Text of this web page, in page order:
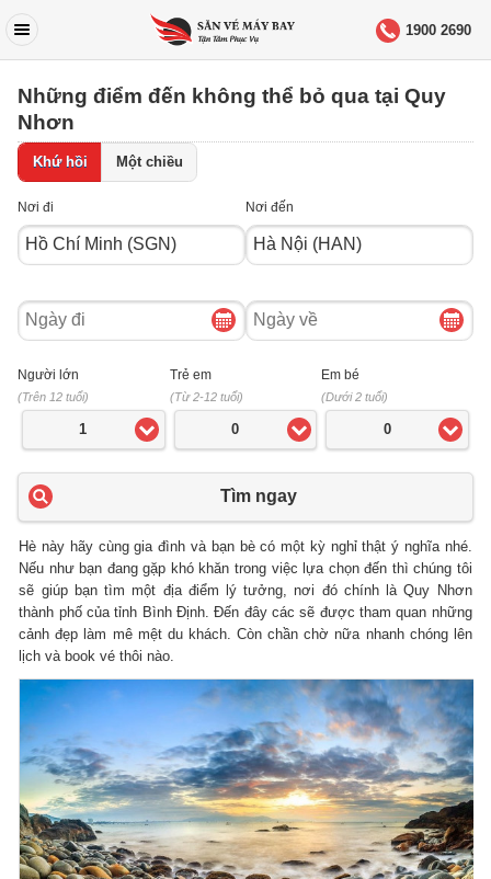
1900 2690
Những điểm đến không thể bỏ qua tại Quy
Nhơn
Khứ hồi Một chiều
Nơi đi Nơi đến
Ngày
đi
Ngày
về
Người lớn
(Trên 12 tuổi)
1
Trẻ em
(Từ 2-12 tuổi)
0
Em bé
(Dưới 2 tuổi)
0
Tìm ngay
Hè này hãy cùng gia đình và bạn bè có một kỳ nghỉ thật ý nghĩa nhé.
Nếu như bạn đang gặp khó khăn trong việc lựa chọn đến thì chúng tôi
sẽ giúp bạn tìm một địa điểm lý tưởng, nơi đó chính là Quy Nhơn
thành phố của tỉnh Bình Định. Đến đây các sẽ được tham quan những
cảnh đẹp làm mê mệt du khách. Còn chần chờ nữa nhanh chóng lên
lịch và book vé thôi nào.